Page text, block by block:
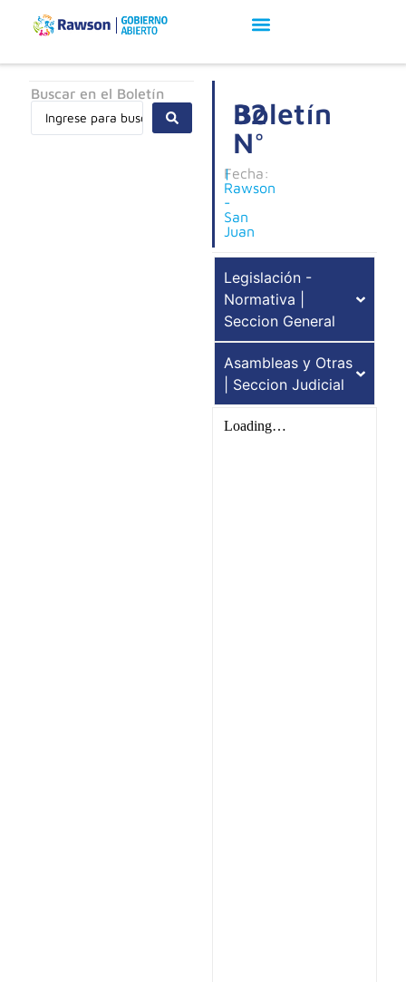
Buscar en el Boletín
Boletín
N°
32
Fecha:
|
Rawson
-
San
Juan
Legislación -
Normativa |
Seccion General
Asambleas y Otras
| Seccion Judicial